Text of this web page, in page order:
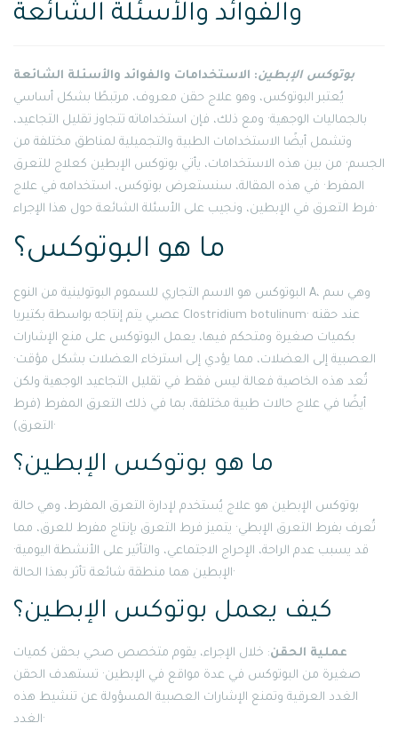
والفوائد والأسئلة الشائعة
بوتوكس الإبطين: الاستخدامات والفوائد والأسئلة الشائعة
يُعتبر البوتوكس، وهو علاج حقن معروف، مرتبطًا بشكل أساسي
بالجماليات الوجهية· ومع ذلك، فإن استخداماته تتجاوز تقليل التجاعيد،
وتشمل أيضًا الاستخدامات الطبية والتجميلية لمناطق مختلفة من
الجسم· من بين هذه الاستخدامات، يأتي بوتوكس الإبطين كعلاج للتعرق
المفرط· في هذه المقالة، سنستعرض بوتوكس، استخدامه في علاج
فرط التعرق في الإبطين، ونجيب على الأسئلة الشائعة حول هذا الإجراء·
ما هو البوتوكس؟
البوتوكس هو الاسم التجاري للسموم البوتولينية من النوع A، وهي سم
عصبي يتم إنتاجه بواسطة بكتيريا Clostridium botulinum· عند حقنه
بكميات صغيرة ومتحكم فيها، يعمل البوتوكس على منع الإشارات
العصبية إلى العضلات، مما يؤدي إلى استرخاء العضلات بشكل مؤقت·
تُعد هذه الخاصية فعالة ليس فقط في تقليل التجاعيد الوجهية ولكن
أيضًا في علاج حالات طبية مختلفة، بما في ذلك التعرق المفرط (فرط
التعرق)·
ما هو بوتوكس الإبطين؟
بوتوكس الإبطين هو علاج يُستخدم لإدارة التعرق المفرط، وهي حالة
تُعرف بفرط التعرق الإبطي· يتميز فرط التعرق بإنتاج مفرط للعرق، مما
قد يسبب عدم الراحة، الإحراج الاجتماعي، والتأثير على الأنشطة اليومية·
الإبطين هما منطقة شائعة تأثر بهذا الحالة·
كيف يعمل بوتوكس الإبطين؟
عملية الحقن: خلال الإجراء، يقوم متخصص صحي بحقن كميات
صغيرة من البوتوكس في عدة مواقع في الإبطين· تستهدف الحقن
الغدد العرقية وتمنع الإشارات العصبية المسؤولة عن تنشيط هذه
الغدد·